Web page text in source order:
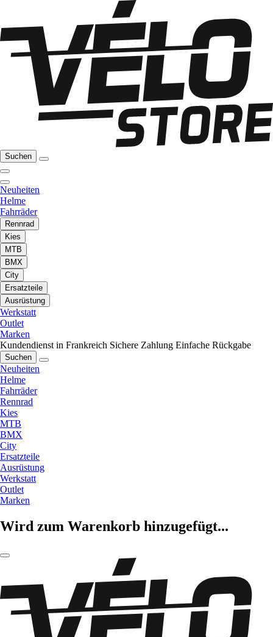
Suchen
Neuheiten
Helme
Fahrräder
Rennrad
Kies
MTB
BMX
City
Ersatzteile
Ausrüstung
Werkstatt
Outlet
Marken
Kundendienst in Frankreich Sichere Zahlung Einfache Rückgabe
Suchen
Neuheiten
Helme
Fahrräder
Rennrad
Kies
MTB
BMX
City
Ersatzteile
Ausrüstung
Werkstatt
Outlet
Marken
Wird zum Warenkorb hinzugefügt...